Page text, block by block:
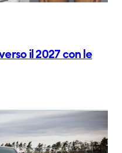
il 2027 con le